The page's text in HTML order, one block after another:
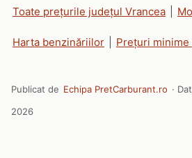
Toate prețurile județul Vrancea
Harta benzinăriilor Prețuri
Publicat de Echipa PretCarburant.ro ·
2026